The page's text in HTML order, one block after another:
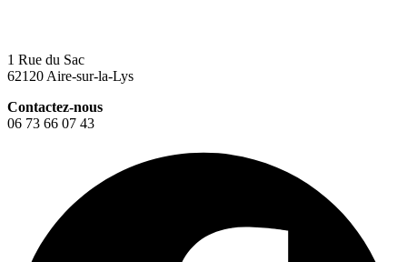
1 Rue du Sac
62120 Aire-sur-la-Lys
Contactez-nous
06 73 66 07 43